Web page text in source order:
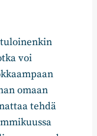
voi
omaan
tehdä